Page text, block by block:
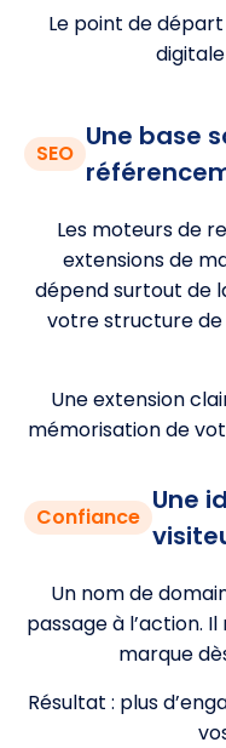
Le point de
SEO
Une base
Les moteurs de
extensions de
dépend surtout de
votre structure
Une extension
mémorisation de
Confiance
Une
Un nom de
passage à l’action.
marque
Résultat : plus